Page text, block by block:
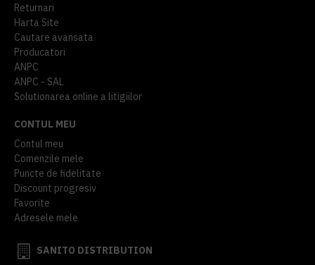
Returnari
Harta Site
Cautare avansata
Producatori
ANPC
ANPC - SAL
Solutionarea online a litigiilor
CONTUL MEU
Contul meu
Comenzile mele
Puncte de fidelitate
Discount progresiv
Favorite
Adresele mele
SANITO DISTRIBUTION